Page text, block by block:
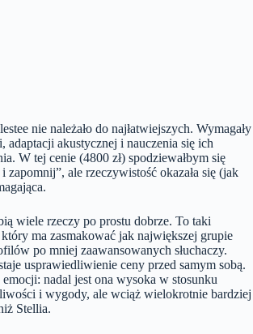
nie należało do najłatwiejszych. Wymagały
adaptacji akustycznej i nauczenia się ich
W tej cenie (4800 zł) spodziewałbym się
zapomnij”, ale rzeczywistość okazała się (jak
wiele rzeczy po prostu dobrze. To taki
ma zasmakować jak największej grupie
po mniej zaawansowanych słuchaczy.
usprawiedliwienie ceny przed samym sobą.
emocji: nadal jest ona wysoka w stosunku
i wygody, ale wciąż wielokrotnie bardziej
Stellia.